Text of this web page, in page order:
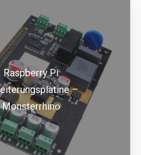
Raspberry Pi
–
Monsterrhino